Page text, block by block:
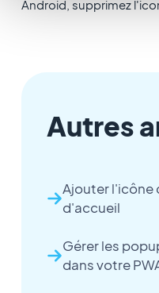
Android, supprimez
Autres
Ajouter l'icône
d'accueil
Gérer les
dans votre